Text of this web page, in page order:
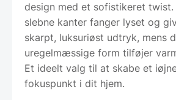
design med et sofistikeret
slebne kanter fanger lyset og
skarpt, luksuriøst udtryk, mens
uregelmæssige form tilføjer
Et ideelt valg til at skabe et
fokuspunkt i dit hjem.